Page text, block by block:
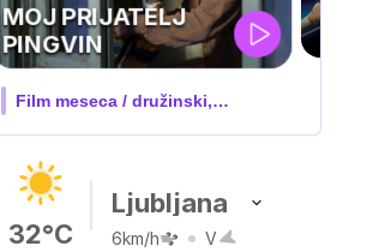
UEFA
SUPERPOKAL
V živo na VOYO: sreda ob 20.30
32°C
Ljubljana
6km/h V